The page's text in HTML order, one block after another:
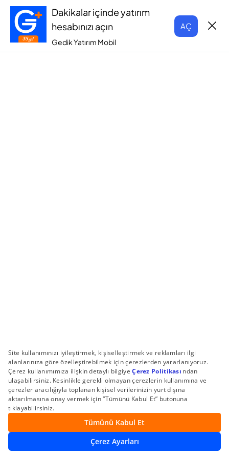
Dakikalar içinde yatırım
hesabınızı açın
Gedik Yatırım Mobil
AÇ